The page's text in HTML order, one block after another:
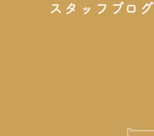
スタッフブログ